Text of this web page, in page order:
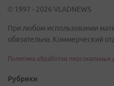
© 1997 - 2026 VLADNEWS
При любом использовании
обязательна. Коммерческий
Политика обработки персональных
Рубрики